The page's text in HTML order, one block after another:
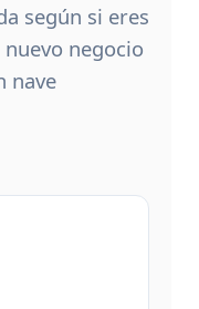
según si eres
negocio
nave